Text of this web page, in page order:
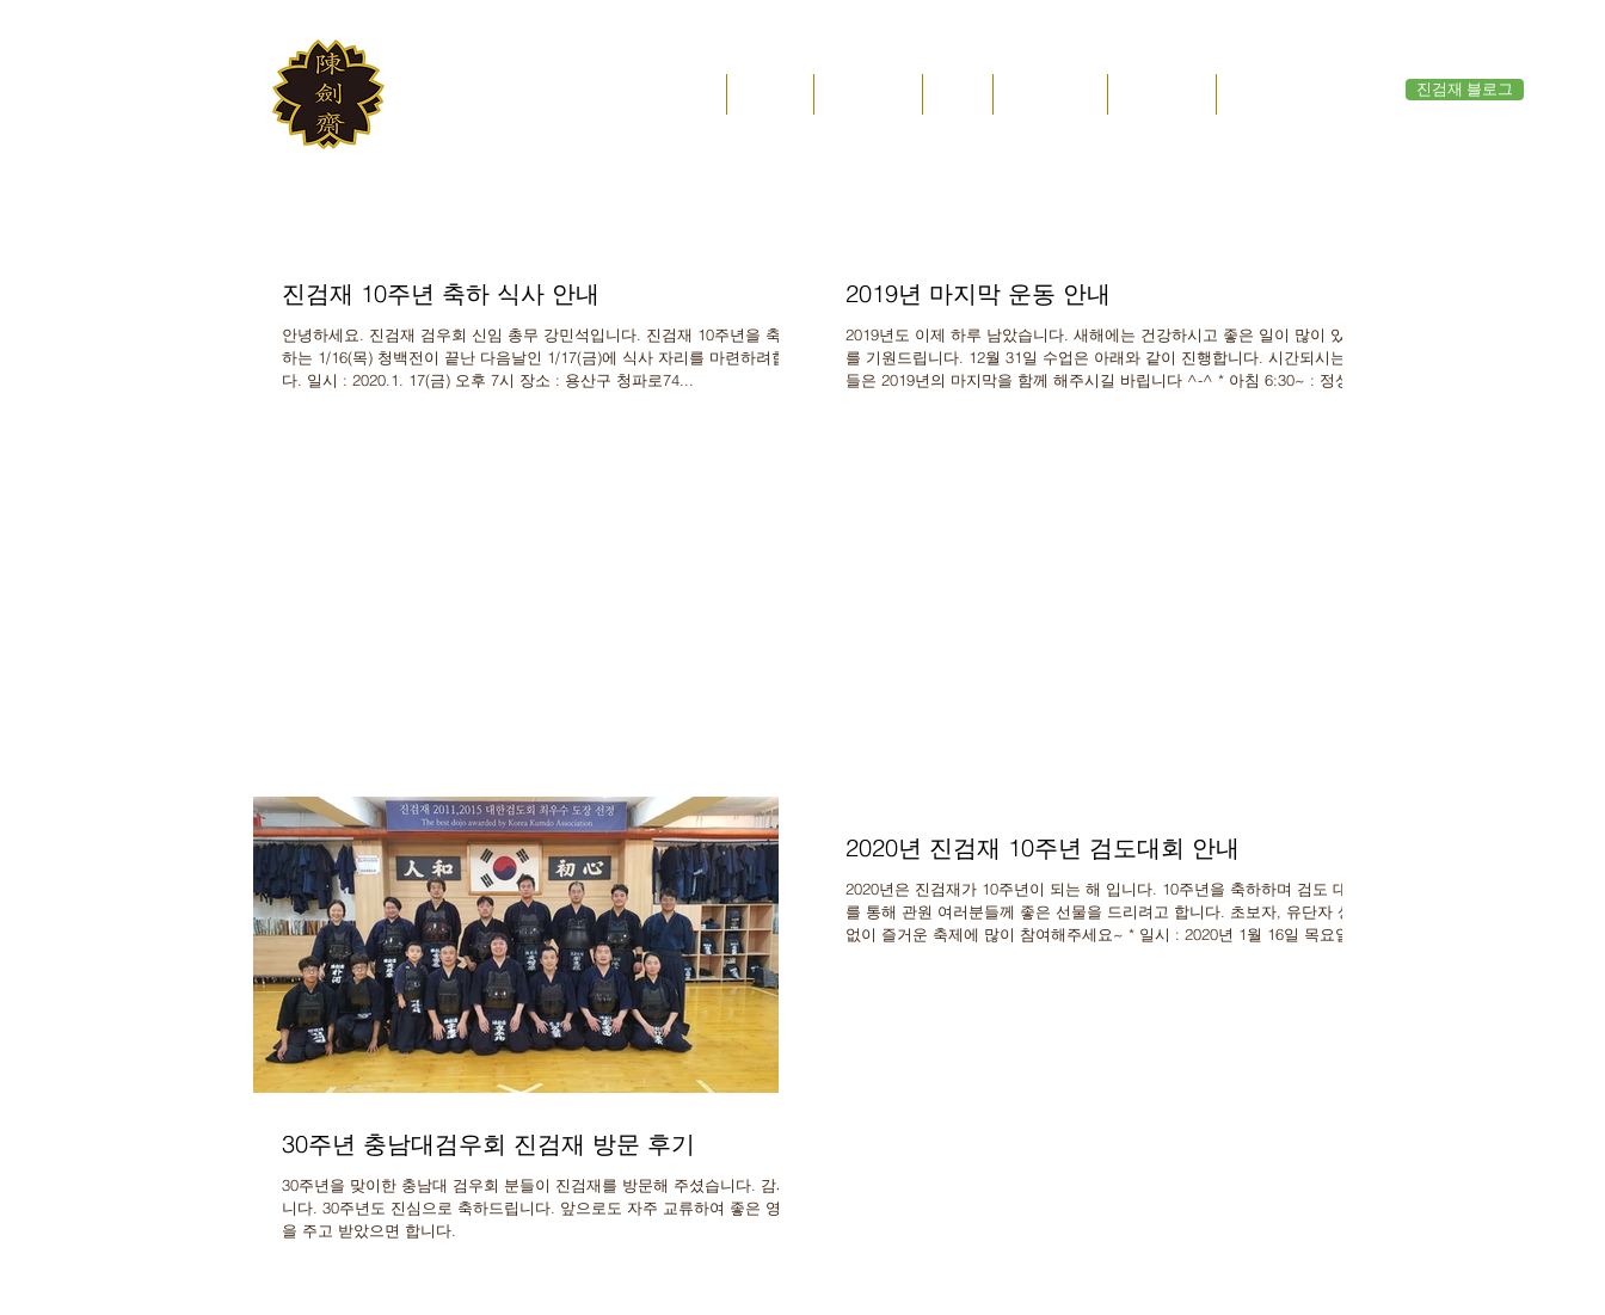
진검재 블로그
진검재 10주년 축하 식사 안내
안녕하세요. 진검재 검우회 신임 총무 강민석입니다. 진검재 10주년을 축하
하는 1/16(목) 청백전이 끝난 다음날인 1/17(금)에 식사 자리를 마련하려합니
다. 일시 : 2020.1. 17(금) 오후 7시 장소 : 용산구 청파로74...
2019년 마지막 운동 안내
2019년도 이제 하루 남았습니다. 새해에는 건강하시고 좋은 일이 많이 있기
를 기원드립니다. 12월 31일 수업은 아래와 같이 진행합니다. 시간되시는 분
들은 2019년의 마지막을 함께 해주시길 바립니다 ^-^ * 아침 6:30~ : 정상
30주년 충남대검우회 진검재 방문 후기
30주년을 맞이한 충남대 검우회 분들이 진검재를 방문해 주셨습니다. 감사합
니다. 30주년도 진심으로 축하드립니다. 앞으로도 자주 교류하여 좋은 영감
을 주고 받았으면 합니다.
2020년 진검재 10주년 검도대회 안내
2020년은 진검재가 10주년이 되는 해 입니다. 10주년을 축하하며 검도 대회
를 통해 관원 여러분들께 좋은 선물을 드리려고 합니다. 초보자, 유단자 상관
없이 즐거운 축제에 많이 참여해주세요~ * 일시 : 2020년 1월 16일 목요일 저